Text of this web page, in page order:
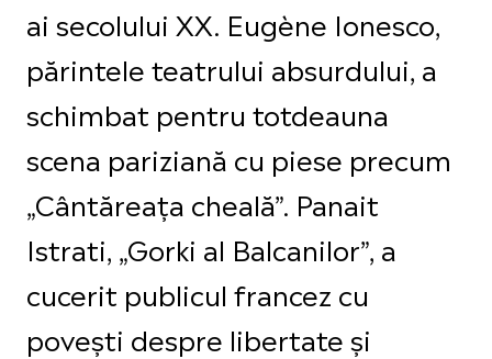
ai secolului XX. Eugène Ionesco,
părintele teatrului absurdului, a
schimbat pentru totdeauna
scena pariziană cu piese precum
„Cântăreața cheală”. Panait
Istrati, „Gorki al Balcanilor”, a
cucerit publicul francez cu
povești despre libertate și